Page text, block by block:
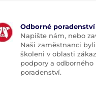
Odborné poradenství
Napište nám, nebo
Naši zaměstnanci byli
školeni v oblasti
podpory a odborného
poradenství.